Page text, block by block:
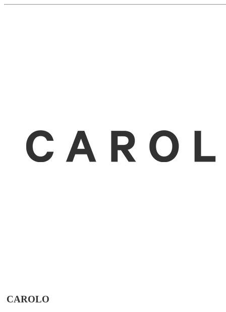
CAROLO